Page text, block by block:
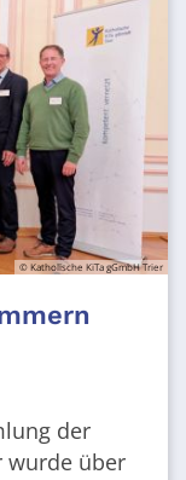
© Katholische KiTa gGmbH Trier
der
wurde über